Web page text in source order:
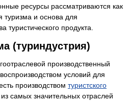
ресурсы рассматриваются как
туризма и основа для
туристического продукта.
(туриндустрия)
производственный
условий для
производством туристского
из самых значительных отраслей